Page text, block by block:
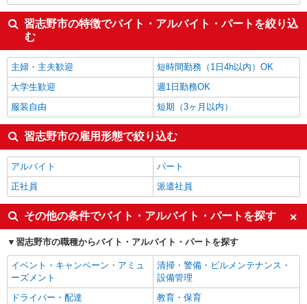
習志野市の特徴でバイト・アルバイト・パートを絞り込
む
主婦・主夫歓迎
短時間勤務（1日4h以内）OK
大学生歓迎
週1日勤務OK
服装自由
短期（3ヶ月以内）
習志野市の雇用形態で絞り込む
アルバイト
パート
正社員
派遣社員
その他の条件でバイト・アルバイト・パートを探す
習志野市の職種からバイト・アルバイト・パートを探す
イベント・キャンペーン・アミュ
ーズメント
清掃・警備・ビルメンテナンス・
設備管理
ドライバー・配達
教育・保育